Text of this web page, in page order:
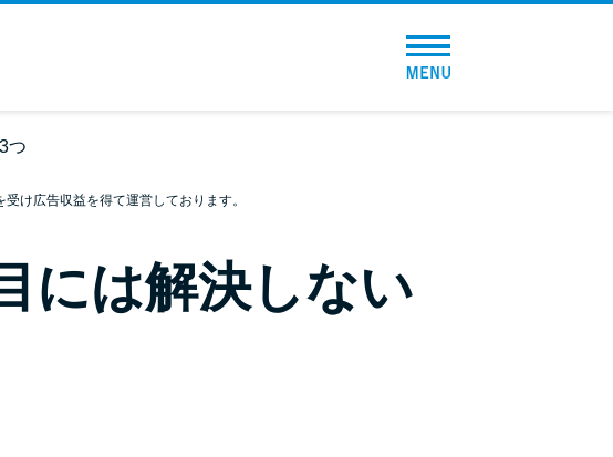
総合人気ランキング
とにかくすぐ借りたい方向け
バレずに借りたい方向け
つ
け広告収益を得て運営しております。
には解決しない